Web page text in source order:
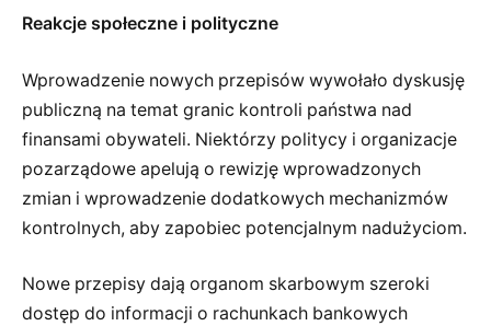
Reakcje społeczne i polityczne
Wprowadzenie nowych przepisów wywołało dyskusję
publiczną na temat granic kontroli państwa nad
finansami obywateli. Niektórzy politycy i organizacje
pozarządowe apelują o rewizję wprowadzonych
zmian i wprowadzenie dodatkowych mechanizmów
kontrolnych, aby zapobiec potencjalnym nadużyciom.
Nowe przepisy dają organom skarbowym szeroki
dostęp do informacji o rachunkach bankowych